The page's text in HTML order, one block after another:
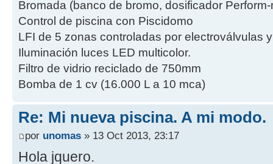
Bromada (banco de bromo, dosificador
Control de piscina con Piscidomo
LFI de 5 zonas controladas por electroválvulas
Iluminación luces LED multicolor.
Filtro de vidrio reciclado de 750mm
Bomba de 1 cv (16.000 L a 10 mca)
Re: Mi nueva piscina. A mi modo.
por unomas » 13 Oct 2013, 23:17
Hola jquero.